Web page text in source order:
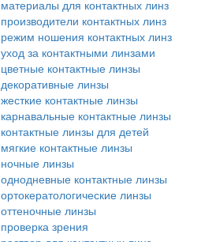
материалы для контактных линз
производители контактных линз
режим ношения контактных линз
уход за контактными линзами
цветные контактные линзы
декоративные линзы
жесткие контактные линзы
карнавальные контактные линзы
контактные линзы для детей
мягкие контактные линзы
ночные линзы
однодневные контактные линзы
ортокератологические линзы
оттеночные линзы
проверка зрения